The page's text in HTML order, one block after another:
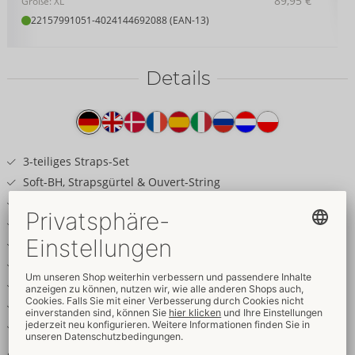
22157991051-4024144692088 (EAN-13)
Details
Produkttext
3-teiliges Straps-Set
Soft-BH, Strapsgürtel & Ouvert-String
Roségoldfarbene Schmuckdetails
Ketten von Netz-Cups abnehmbar
Abnehmbarer Strapsgürtel-Kettenschmuck
String einladend ouvert
Schrittkette abnehmbar
Träger und Strapse verstellbar